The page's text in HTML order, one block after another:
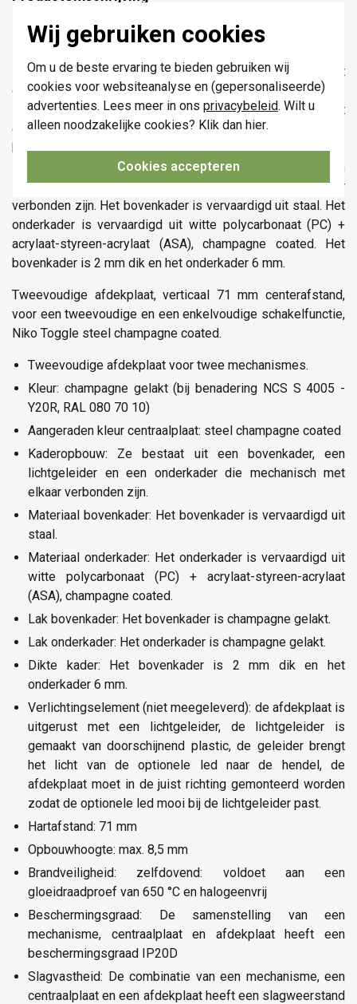
Wij gebruiken cookies
Om u de beste ervaring te bieden gebruiken wij
cookies voor websiteanalyse en (gepersonaliseerde)
advertenties. Lees meer in ons privacybeleid. Wilt u
alleen noodzakelijke cookies? Klik dan hier.
Cookies accepteren
Niko 166-57854 datasheet
De verticale en tweevoudige Niko Toggle afdekplaat klikt
op een tweevoudige en een enkelvoudige
schakelfunctie die verticaal boven elkaar zijn geplaatst met
een centerafstand van 71 mm. De afdekplaat past op elke
beschikbare Niko Toggle tweevoudige en enkelvoudige
schakelfunctie. Ze bestaat uit een bovenkader, een
lichtgeleider en een onderkader die mechanisch met elkaar
verbonden zijn. Het bovenkader is vervaardigd uit staal. Het
onderkader is vervaardigd uit witte polycarbonaat (PC) +
acrylaat-styreen-acrylaat (ASA), champagne coated. Het
bovenkader is 2 mm dik en het onderkader 6 mm.
Tweevoudige afdekplaat, verticaal 71 mm centerafstand,
voor een tweevoudige en een enkelvoudige schakelfunctie,
Niko Toggle steel champagne coated.
Tweevoudige afdekplaat voor twee mechanismes.
Kleur: champagne gelakt (bij benadering NCS S 4005 -
Y20R, RAL 080 70 10)
Aangeraden kleur centraalplaat: steel champagne coated
Kaderopbouw: Ze bestaat uit een bovenkader, een
lichtgeleider en een onderkader die mechanisch met
elkaar verbonden zijn.
Materiaal bovenkader: Het bovenkader is vervaardigd uit
staal.
Materiaal onderkader: Het onderkader is vervaardigd uit
witte polycarbonaat (PC) + acrylaat-styreen-acrylaat
(ASA), champagne coated.
Lak bovenkader: Het bovenkader is champagne gelakt.
Lak onderkader: Het onderkader is champagne gelakt.
Dikte kader: Het bovenkader is 2 mm dik en het
onderkader 6 mm.
Verlichtingselement (niet meegeleverd): de afdekplaat is
uitgerust met een lichtgeleider, de lichtgeleider is
gemaakt van doorschijnend plastic, de geleider brengt
het licht van de optionele led naar de hendel, de
afdekplaat moet in de juist richting gemonteerd worden
zodat de optionele led mooi bij de lichtgeleider past.
Hartafstand: 71 mm
Opbouwhoogte: max. 8,5 mm
Brandveiligheid: zelfdovend: voldoet aan een
gloeidraadproef van 650 °C en halogeenvrij
Beschermingsgraad: De samenstelling van een
mechanisme, centraalplaat en afdekplaat heeft een
beschermingsgraad IP20D
Slagvastheid: De combinatie van een mechanisme, een
centraalplaat en een afdekplaat heeft een slagweerstand